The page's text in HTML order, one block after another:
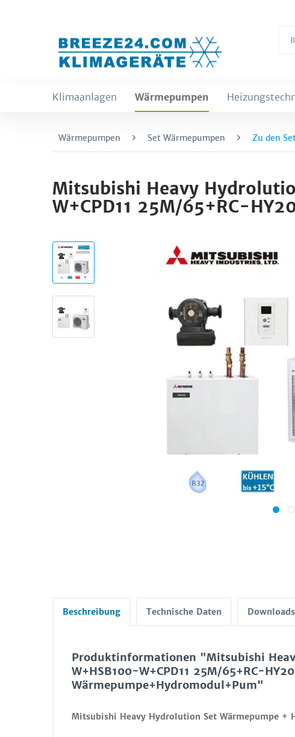
Klimaanlagen Wärmepumpen
Wärmepumpen Set Wärmepumpen Zu den
Mitsubishi Heavy
W+CPD11 25M/65+RC-
Beschreibung Technische Daten Downloads
Produktinformationen "Mitsubishi
W+HSB100-W+CPD11 25M/65+RC-HY20
Wärmepumpe+Hydromodul+Pum"
Mitsubishi Heavy Hydrolution Set Wärmepumpe